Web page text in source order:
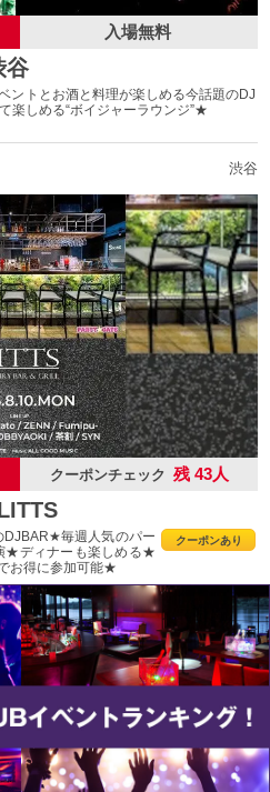
入場無料
谷
ントとお酒と料理が楽しめる今話題のDJ
楽しめる“ボイジャーラウンジ”★
渋谷
クーポンチェック 残 43人
クーポンあり
DJBAR★毎週人気のパー
★ディナーも楽しめる★
お得に参加可能★